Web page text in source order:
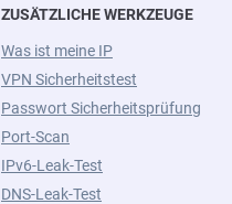
ZUSÄTZLICHE WERKZEUGE
Was ist meine IP
VPN Sicherheitstest
Passwort Sicherheitsprüfung
Port-Scan
IPv6-Leak-Test
DNS-Leak-Test